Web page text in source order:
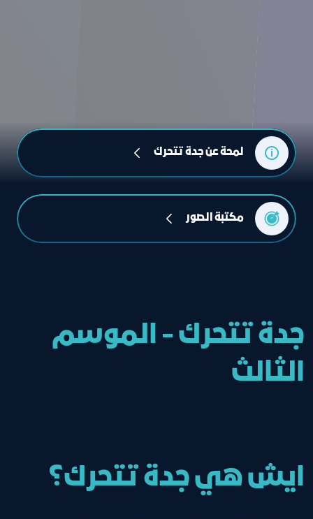
لمحة عن جدة تتحرك
مكتبة الصور
جدة تتحرك - الموسم
الثالث
ايش هي جدة تتحرك؟